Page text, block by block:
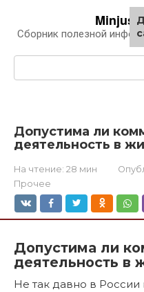
контенту
Сборник полезной
Допустима ли
деятельность в
На чтение: 28 мин
Прочее
Допустима ли
деятельность в
Не так давно в России